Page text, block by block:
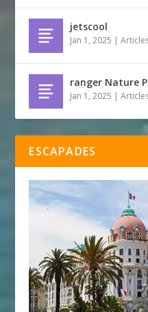
jetscool
Jan 1, 2025 |
ranger Nature
Jan 1, 2025 |
ESCAPADES